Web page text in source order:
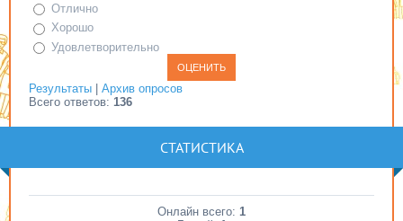
Отлично
Хорошо
Удовлетворительно
Результаты
Архив опросов
Всего ответов: 136
СТАТИСТИКА
Онлайн всего: 1